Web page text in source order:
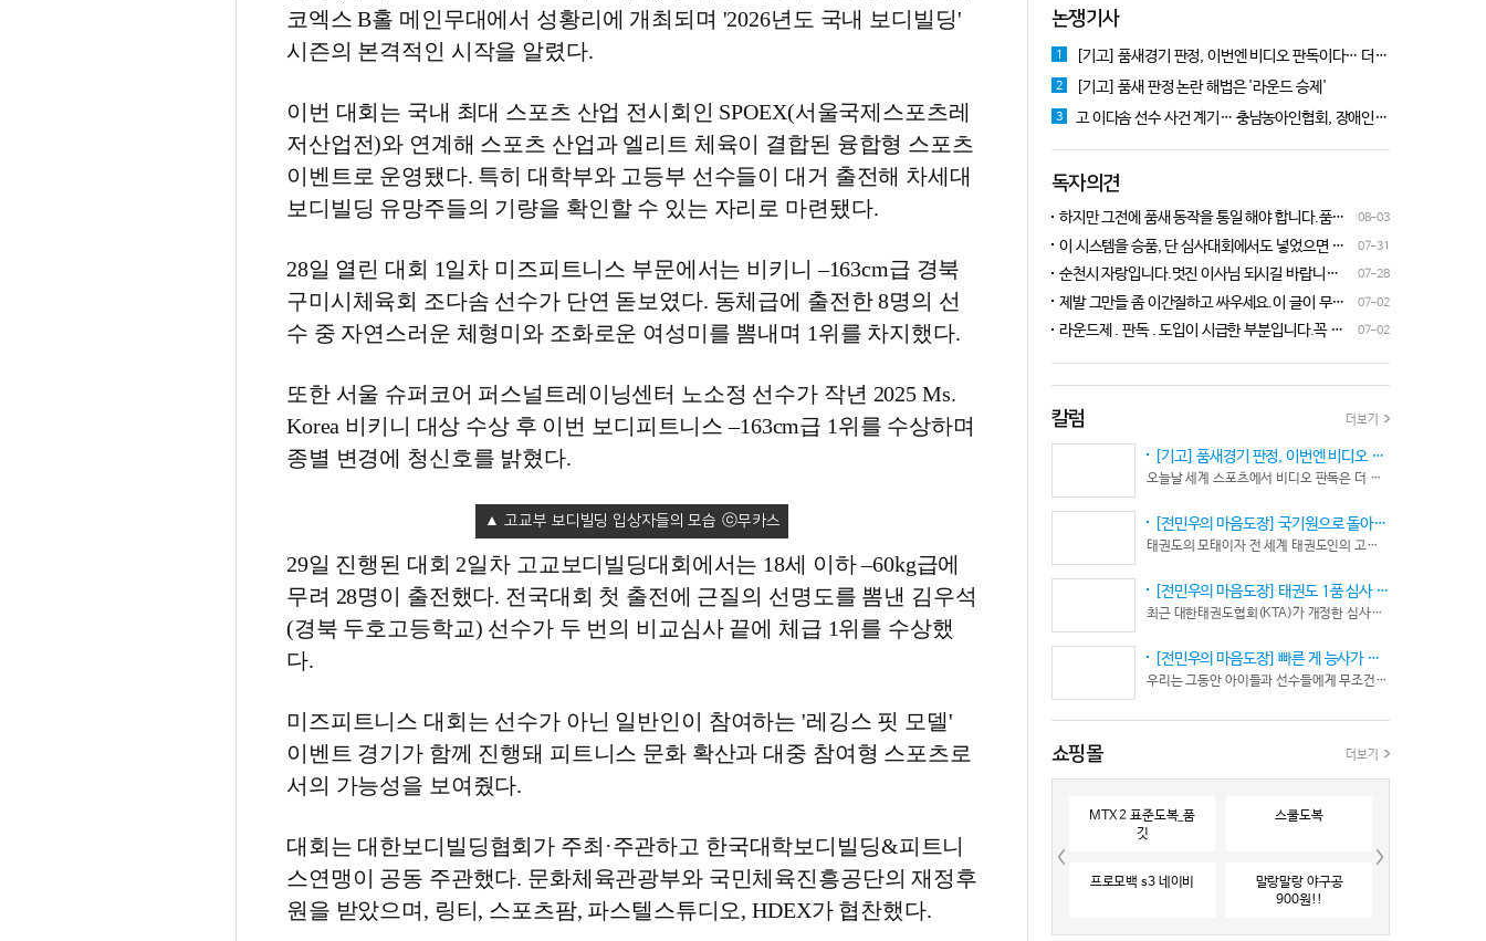
코엑스 B홀 메인무대에서 성황리에 개최되며 '2026년도 국내 보디빌딩'
시즌의 본격적인 시작을 알렸다.
이번 대회는 국내 최대 스포츠 산업 전시회인 SPOEX(서울국제스포츠레
저산업전)와 연계해 스포츠 산업과 엘리트 체육이 결합된 융합형 스포츠
이벤트로 운영됐다. 특히 대학부와 고등부 선수들이 대거 출전해 차세대
보디빌딩 유망주들의 기량을 확인할 수 있는 자리로 마련됐다.
28일 열린 대회 1일차 미즈피트니스 부문에서는 비키니 –163cm급 경북
구미시체육회 조다솜 선수가 단연 돋보였다. 동체급에 출전한 8명의 선
수 중 자연스러운 체형미와 조화로운 여성미를 뽐내며 1위를 차지했다.
또한 서울 슈퍼코어 퍼스널트레이닝센터 노소정 선수가 작년 2025 Ms.
Korea 비키니 대상 수상 후 이번 보디피트니스 –163cm급 1위를 수상하며
종별 변경에 청신호를 밝혔다.
고교부 보디빌딩 입상자들의 모습
29일 진행된 대회 2일차 고교보디빌딩대회에서는 18세 이하 –60kg급에
무려 28명이 출전했다. 전국대회 첫 출전에 근질의 선명도를 뽐낸 김우석
(경북 두호고등학교) 선수가 두 번의 비교심사 끝에 체급 1위를 수상했
다.
미즈피트니스 대회는 선수가 아닌 일반인이 참여하는 '레깅스 핏 모델'
이벤트 경기가 함께 진행돼 피트니스 문화 확산과 대중 참여형 스포츠로
서의 가능성을 보여줬다.
대회는 대한보디빌딩협회가 주최·주관하고 한국대학보디빌딩&피트니
스연맹이 공동 주관했다. 문화체육관광부와 국민체육진흥공단의 재정후
원을 받았으며, 링티, 스포츠팜, 파스텔스튜디오, HDEX가 협찬했다.
논쟁기사
1 [기고] 품새경기 판정, 이번엔 비디오 판독이다… 더 이상 미룰 수 없다
2 [기고] 품새 판정 논란 해법은 '라운드 승제'
3 고 이다솜 선수 사건 계기… 충남농아인협회, 장애인체육 제도개선 9개 정책 제안
독자의견
08-03
하지만 그전에 품새 동작을 통일 해야 합니다.품새
심판 교육에 여러번 참석 했었는데, 강사 마다 동작
할수가 없습니다.하루빨리 강사들이 함께 모여 동
작을 통일 시켜야지 안그러면 항상 분쟁이 생깁니
다.
07-31
이 시스템을 승품, 단 심사대회에서도 넣었으면 좋
겠네요.심사위원들이 일부러 불합격시키고, 이 부
했는데, 번복이 안된답니다.ㅋㅋㅋㅋㅋ 심사위원들
눈이 전부 달라서, 이렇다, 저렇다 말을 할수가 없다
07-28
순천시 자랑입니다.멋진 이사님 되시길 바랍니다
^^♡
07-02
제발 그만들 좀 이간질하고 싸우세요.이 글이 무엇
이 문제인가요?무엇을 얘기하려는지 의도가 무엇
이 노력해 보자는 그런 글 같은데품새 얘기 하는데
왜 갑자기 심판 가오 얘기에 핑크색 옷 얘기 같은 비
하 발언에......답답하시니 그러시겠지만 태권도
"도" 는 지키시며 발언하세요.심판들 또한 이런 말
나오지 않도록 자존심 상하지 않도록 부단히 노력해
야 함은 확실합니다.부끄러운 일 들이 없도록 해야
좋게만 보지 말고 잘하는 건 잘한다고 인정해주고
못하는 건 고치도록 해주셔야지어떠한 글인지 파악
도 못하고 일방적으로 나쁘게 표현하는 글은 보기가
좋지 않습니다.
07-02
라운드제 . 판독 . 도입이 시급한 부분입니다.꼭 승
고 다른 생각 없이 오로지 품새 판정에만 집중 하도
칼럼 더보기
[기고] 품새경기 판정, 이번엔 비디오 판독이다… 더 이상 미룰 수 없다
오늘날 세계 스포츠에서 비디오 판독은 더 이상 선택이 아니다. 선수의 땀과 노력, 경기 결과의 공정성을 지키기 위한 최소한의 안전장치이자 국제 스포츠의 보편적인 기준이 됐다.
[전민우의 마음도장] 국기원으로 돌아온 한마당… 그 안에서 마주하는 '도장(道場)의 본질’
태권도의 모태이자 전 세계 태권도인의 고향, 국기원 도장 위에 다시 뜨거운 기합 소리가 웅장하게 울려 퍼질 예정이다. 오랜만에 국기원에서 펼쳐지는 이번 세계태권도한마당은 단순한 대회 개최를 넘어 국경과 인종, 세대를 넘어 하나의 마음으로 모인 전 세계 태권도인들의 가슴속에 묵직한 설렘과 숭고한 감회를 불러일으킨다.
[전민우의 마음도장] 태권도 1품 심사 완화... 문턱은 낮아졌지만, 계단은 더욱 가팔라졌다!
최근 대한태권도협회(KTA)가 개정한 심사시행 규정이 도장가에 화두를 던지고 있다. 저연령 1품(단) 심사 시 지정 품새의 추첨 범위와 시기를 완화해 각 시도협회가 사실상 태극 1장부터 5장까지로 지정을 축소할 수 있는 제도적 근거를 마련했다.
[전민우의 마음도장] 빠른 게 능사가 아니다… 엘리트 선수의 '기다림'
우리는 그동안 아이들과 선수들에게 무조건 “빨리 반응하라”고 다그치기만 했던 것은 아닐까? 진정한 탁월함은 단순히 근육의 수축 속도가 빠른 데서 오지 않는다. 복잡하고 긴박한 1대 1 격투 상황 속에서 ‘언제 멈추고, 언제 폭발할 것인가’를 통제하는 타이밍 조절 능력과 상황 인식(Situational Awareness)에서 온다.
쇼핑몰 더보기
MTX 2 표준도복_품
깃
스쿨도복
프로모백 s3 네이비
말랑말랑 야구공
900원!!